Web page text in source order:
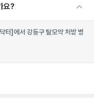
요?
터] 에서 강동구 탈모약 처방 병